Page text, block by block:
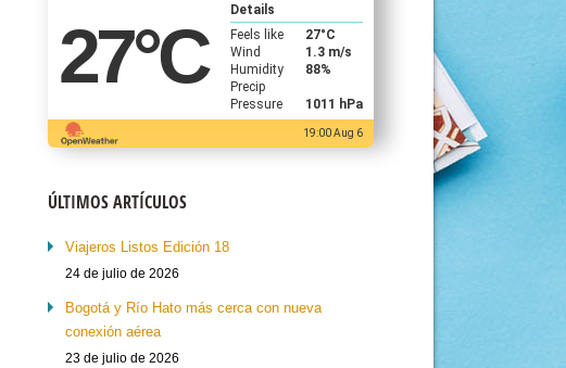
27°C
Details
Feels like
27°C
Wind
1.3 m/s
Humidity
88%
Precip
Pressure
1011 hPa
19:00 Aug 6
ÚLTIMOS ARTÍCULOS
Viajeros Listos Edición 18
24 de julio de 2026
Bogotá y Río Hato más cerca con nueva
conexión aérea
23 de julio de 2026